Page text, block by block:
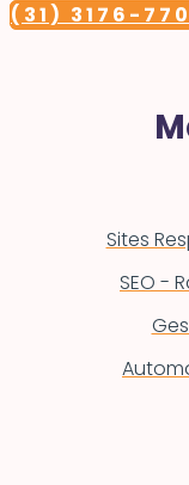
(31) 3176-
Sites
SEO -